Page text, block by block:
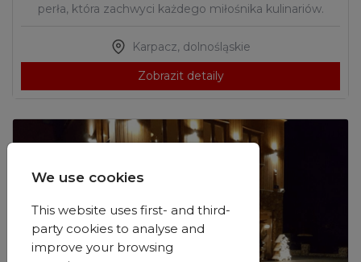
perła, która zachwyci każdego miłośnika kulinariów.
Karpacz, dolnośląskie
Zobrazit detaily
We use cookies
This website uses first- and third-
party cookies to analyse and
improve your browsing